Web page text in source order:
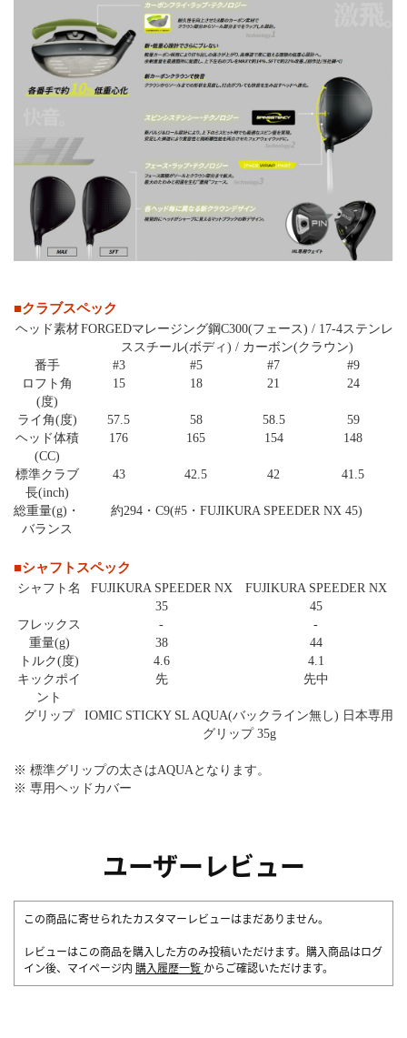
■クラブスペック
ヘッド素材FORGEDマレージング鋼C300(フェース) / 17-4ステンレ
ススチール(ボディ) / カーボン(クラウン)
番手
#3 #5 #7
#9
ロフト角
(度)
15 18 21 24
ライ角(度) 57.5 58 58.5
59
ヘッド体積
(CC)
176 165 154 148
標準クラブ
長(inch)
43 42.5 42 41.5
総重量(g)・
バランス
約294・C9(#5・FUJIKURA SPEEDER NX 45)
■シャフトスペック
シャフト名
FUJIKURA SPEEDER NX
35
FUJIKURA SPEEDER NX
45
フレックス
-
-
重量(g)
38
44
トルク(度)
4.6
4.1
キックポイ
ント
先 先中
グリップ
IOMIC STICKY SL AQUA(バックライン無し) 日本専用
グリップ 35g
※ 標準グリップの太さはAQUAとなります。
※ 専用ヘッドカバー
ユーザーレビュー
この商品に寄せられたカスタマーレビューはまだありません。
レビューはこの商品を購入した方のみ投稿いただけます。購入商品はログ
イン後、マイページ内 購入履歴一覧 からご確認いただけます。